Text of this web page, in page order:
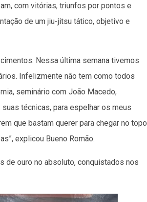
com vitórias, triunfos por pontos e
de um jiu-jitsu tático, objetivo e
Nessa última semana tivemos
Infelizmente não tem como todos
seminário com João Macedo,
técnicas, para espelhar os meus
que bastam querer para chegar no topo
explicou Bueno Romão.
de ouro no absoluto, conquistados nos